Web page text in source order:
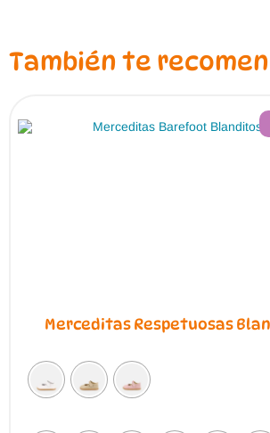
También te
Merceditas Respetuosas